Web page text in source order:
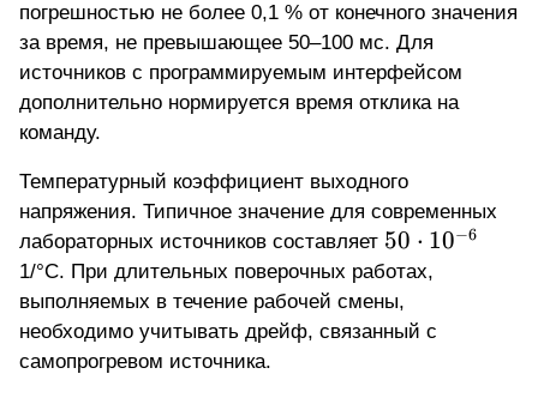
погрешностью не более 0,1 % от конечного значения
за время, не превышающее 50–100 мс. Для
источников с программируемым интерфейсом
дополнительно нормируется время отклика на
команду.
Температурный коэффициент выходного
напряжения. Типичное значение для современных
лабораторных источников составляет 50
\cdot
10^{-6}
50 ⋅ 10−6
1/°C. При длительных поверочных работах,
выполняемых в течение рабочей смены,
необходимо учитывать дрейф, связанный с
самопрогревом источника.